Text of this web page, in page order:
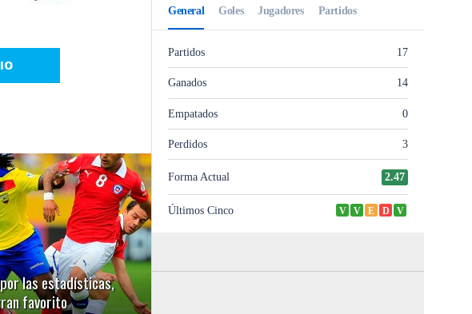
las estadísticas,
favorito
LEER MÁS